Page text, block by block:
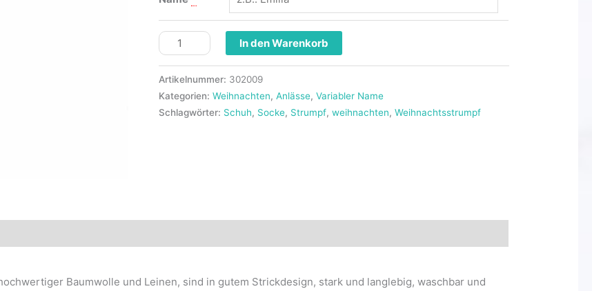
In den Warenkorb
Artikelnummer: 302009
Kategorien:Weihnachten,Anlässe,Variabler Name
Schlagwörter: Schuh, Socke, Strumpf,weihnachten,Weihnachtsstrumpf
Baumwolle und Leinen, sind in gutem Strickdesign, stark und langlebig, waschbar und